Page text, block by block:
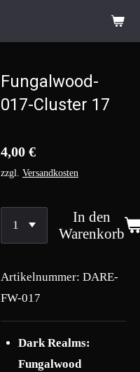
Fungalwood-
017-Cluster 17
4,00 €
zzgl. Versandkosten
In den
Warenkorb
Artikelnummer: DARE-
FW-017
Dark Realms:
Fungalwood